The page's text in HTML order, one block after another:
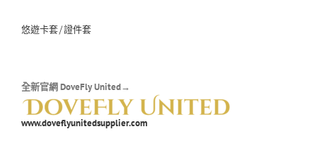
悠遊卡套/證件套
全新官網 DoveFly United→
www.doveflyunitedsupplier.com